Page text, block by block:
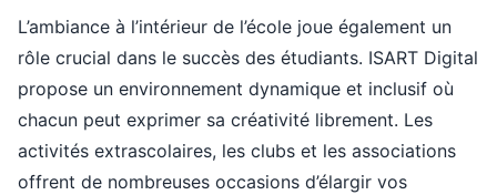
L’ambiance à l’intérieur de l’école joue également un
rôle crucial dans le succès des étudiants. ISART Digital
propose un environnement dynamique et inclusif où
chacun peut exprimer sa créativité librement. Les
activités extrascolaires, les clubs et les associations
offrent de nombreuses occasions d’élargir vos